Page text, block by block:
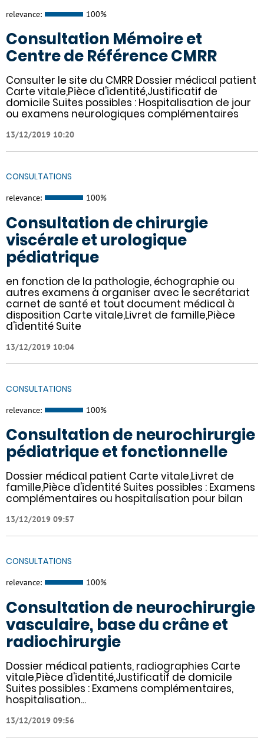
relevance: 100%
Consultation Mémoire et
Centre de Référence CMRR
Consulter le site du CMRR Dossier médical patient
Carte vitale,Pièce d'identité,Justificatif de
domicile Suites possibles : Hospitalisation de jour
ou examens neurologiques complémentaires
13/12/2019 10:20
CONSULTATIONS
relevance: 100%
Consultation de chirurgie
viscérale et urologique
pédiatrique
en fonction de la pathologie, échographie ou
autres examens à organiser avec le secrétariat
carnet de santé et tout document médical à
disposition Carte vitale,Livret de famille,Pièce
d'identité Suite
13/12/2019 10:04
CONSULTATIONS
relevance: 100%
Consultation de neurochirurgie
pédiatrique et fonctionnelle
Dossier médical patient Carte vitale,Livret de
famille,Pièce d'identité Suites possibles : Examens
complémentaires ou hospitalisation pour bilan
13/12/2019 09:57
CONSULTATIONS
relevance: 100%
Consultation de neurochirurgie
vasculaire, base du crâne et
radiochirurgie
Dossier médical patients, radiographies Carte
vitale,Pièce d'identité,Justificatif de domicile
Suites possibles : Examens complémentaires,
hospitalisation...
13/12/2019 09:56